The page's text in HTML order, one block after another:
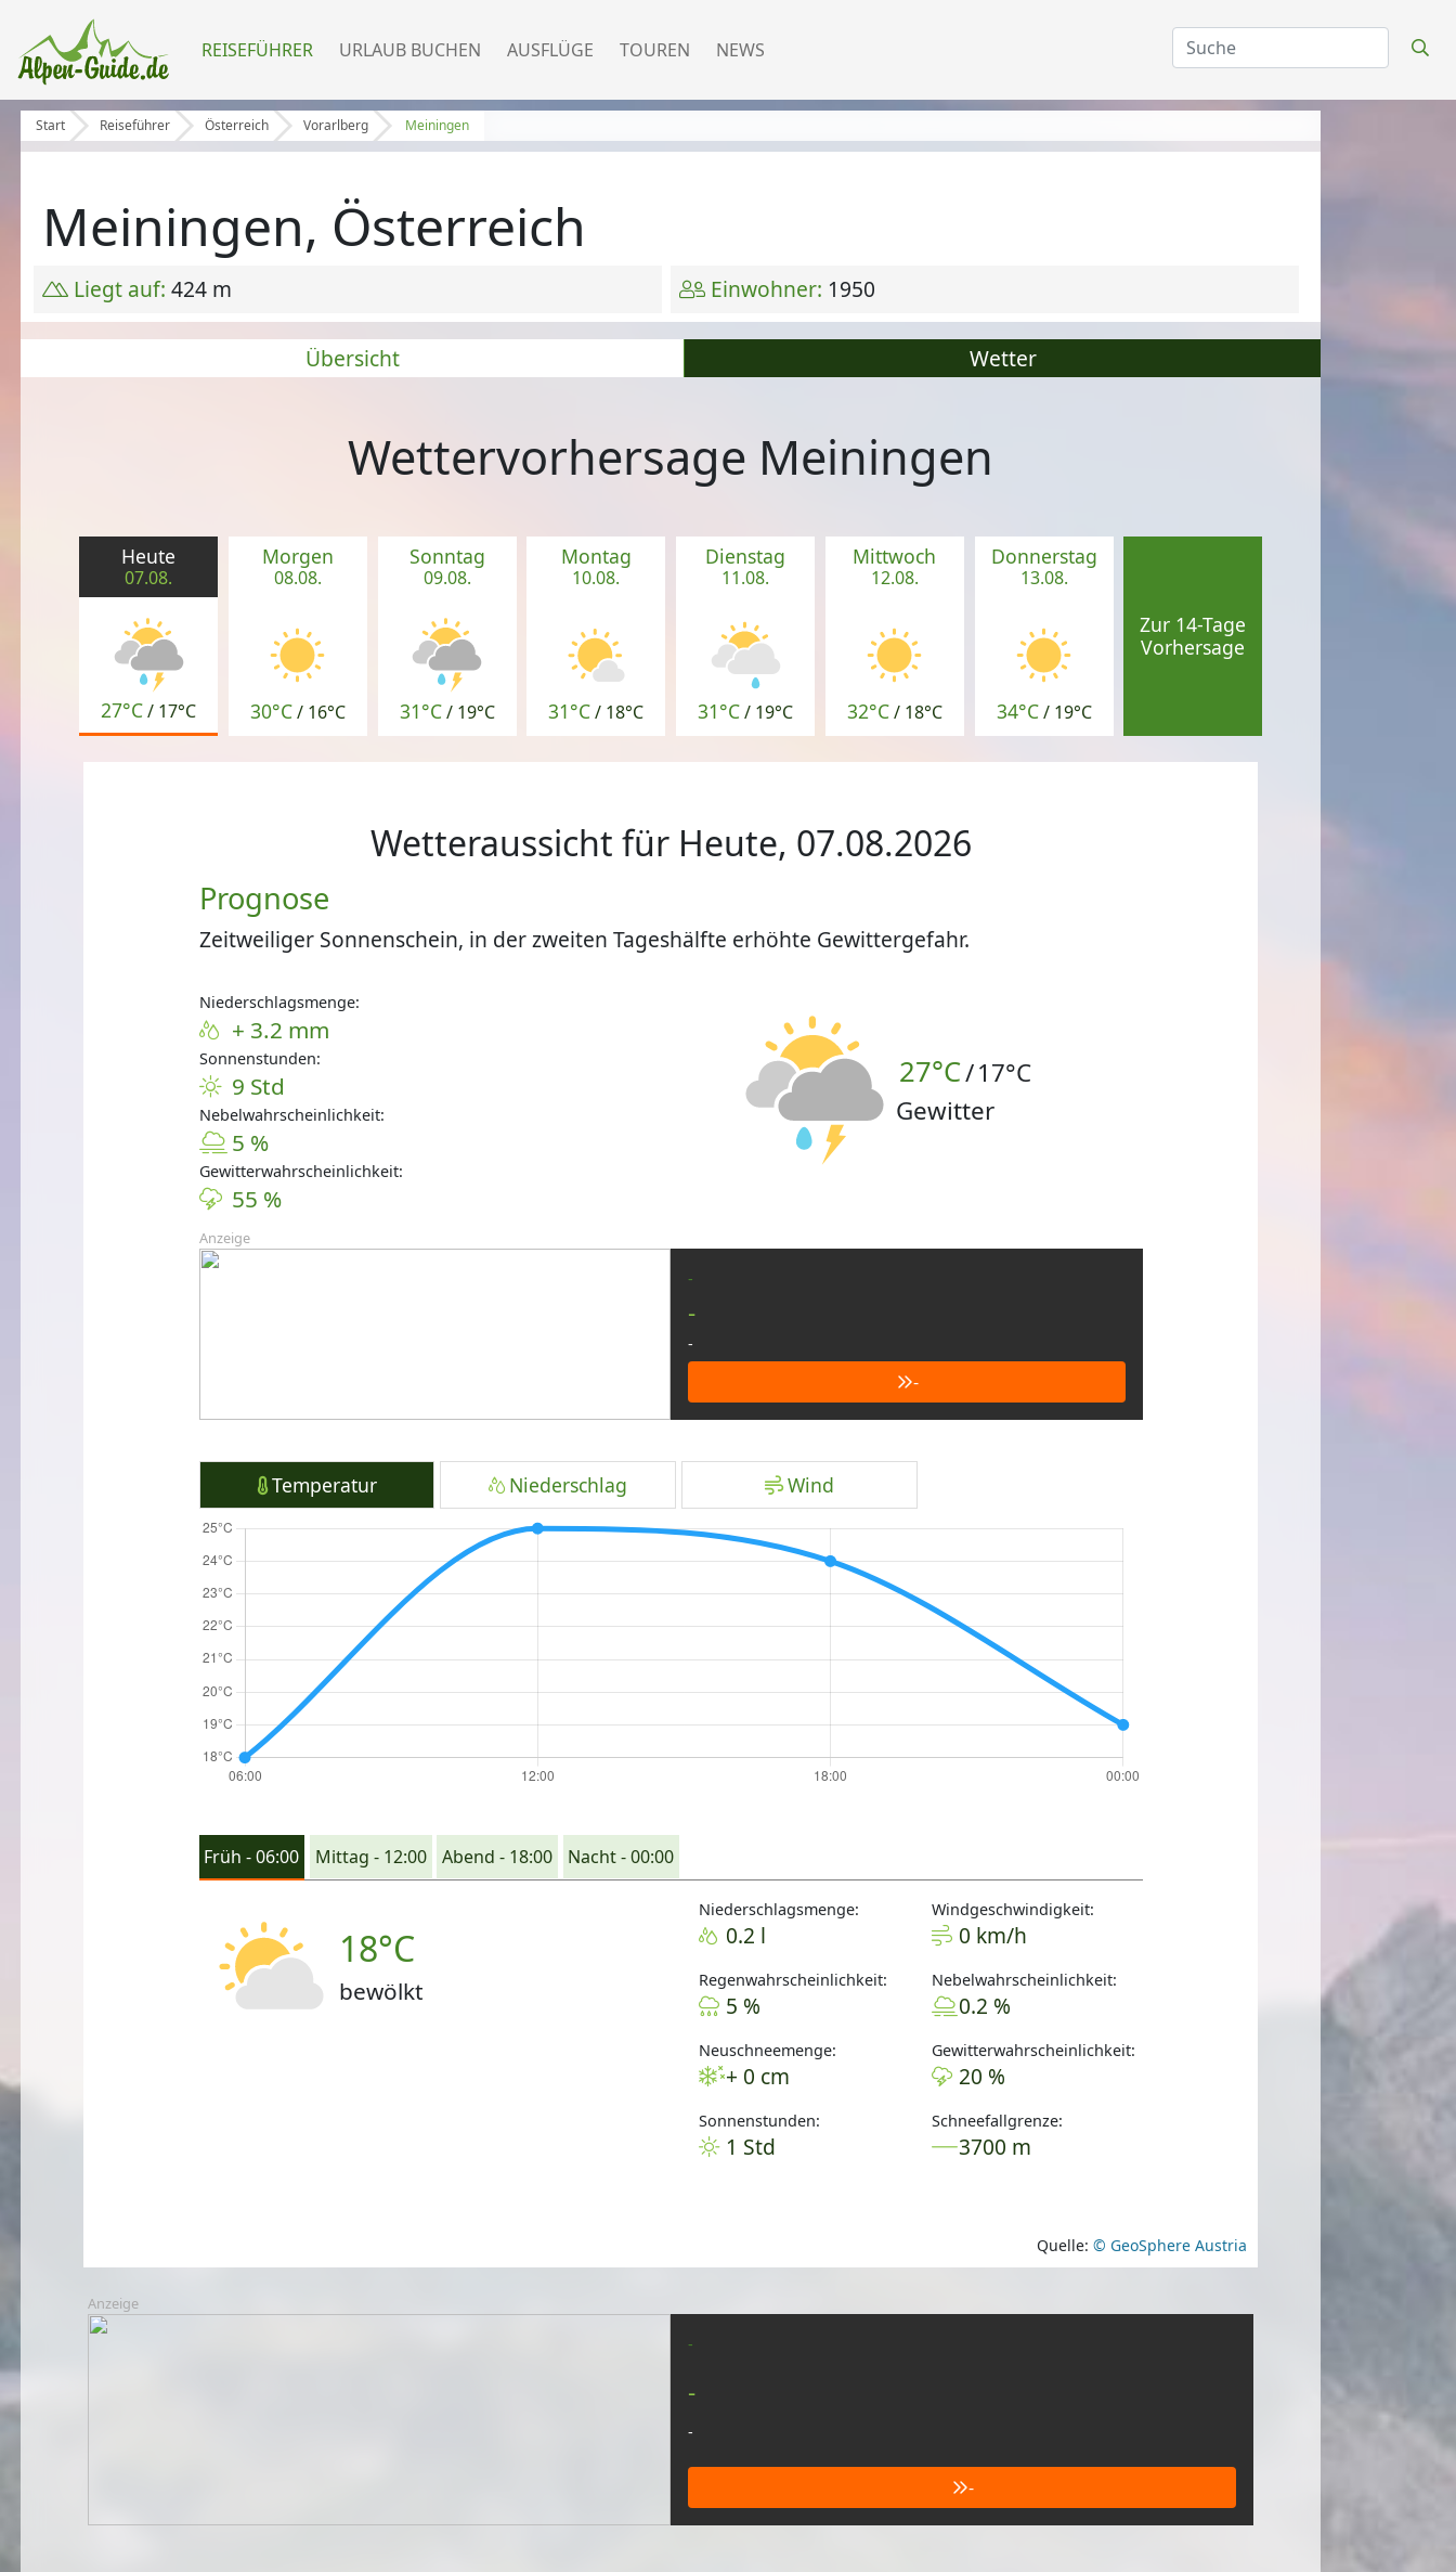
REISEFÜHRER URLAUB BUCHEN AUSFLÜGE TOUREN NEWS
Start Reiseführer Österreich Vorarlberg Meiningen
Meiningen, Österreich
Liegt auf: 424 m Einwohner: 1950
Übersicht Wetter
Wettervorhersage Meiningen
Heute
07.08.
27°C/ 17°C
Morgen
08.08.
30°C/ 16°C
Sonntag
09.08.
31°C/ 19°C
Montag
10.08.
31°C/ 18°C
Dienstag
11.08.
31°C/ 19°C
Mittwoch
12.08.
32°C/ 18°C
Donnerstag
13.08.
34°C/ 19°C
Zur 14-Tage
Vorhersage
Wetteraussicht für Heute, 07.08.2026
Prognose
Zeitweiliger Sonnenschein, in der zweiten Tageshälfte erhöhte Gewittergefahr.
Niederschlagsmenge:
+ 3.2 mm
Sonnenstunden:
9 Std
Nebelwahrscheinlichkeit:
5 %
Gewitterwahrscheinlichkeit:
55 %
27°C/17°C
Gewitter
Anzeige
-
-
-
-
Temperatur Niederschlag Wind
Früh - 06:00 Mittag - 12:00 Abend - 18:00 Nacht - 00:00
18°C
bewölkt
Niederschlagsmenge:
0.2 l
Regenwahrscheinlichkeit:
5 %
Neuschneemenge:
+ 0 cm
Sonnenstunden:
1 Std
Windgeschwindigkeit:
0 km/h
Nebelwahrscheinlichkeit:
0.2 %
Gewitterwahrscheinlichkeit:
20 %
Schneefallgrenze:
3700 m
Quelle: © GeoSphere Austria
Anzeige
-
-
-
-